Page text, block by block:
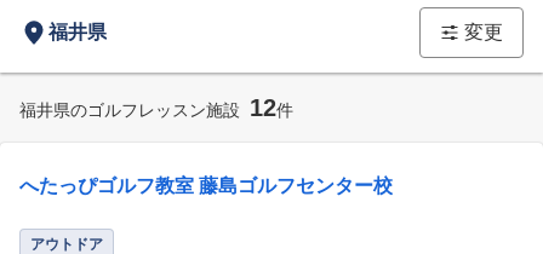
福井県 変更
福井県のゴルフレッスン施設 12件
へたっぴゴルフ教室 藤島ゴルフセンター校
アウトドア